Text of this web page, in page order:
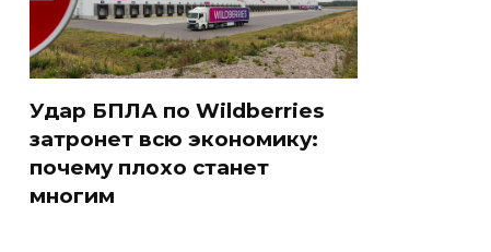
Удар БПЛА по Wildberries
затронет всю экономику:
почему плохо станет
многим